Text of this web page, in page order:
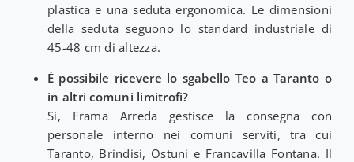
plastica e una seduta ergonomica. Le dimensioni
della seduta seguono lo standard industriale di
45-48 cm di altezza.
È possibile ricevere lo sgabello Teo a Taranto o
in altri comuni limitrofi?
Sì, Frama Arreda gestisce la consegna con
personale interno nei comuni serviti, tra cui
Taranto, Brindisi, Ostuni e Francavilla Fontana. Il